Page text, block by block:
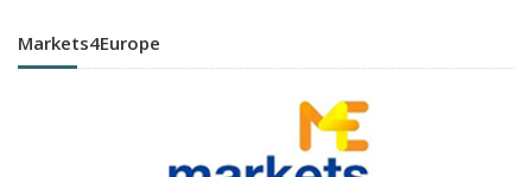
Markets4Europe